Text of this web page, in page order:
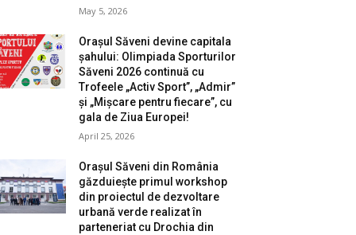
May 5, 2026
Orașul Săveni devine capitala
șahului: Olimpiada Sporturilor
Săveni 2026 continuă cu
Trofeele „Activ Sport”, „Admir”
și „Mișcare pentru fiecare”, cu
gala de Ziua Europei!
April 25, 2026
Orașul Săveni din România
găzduiește primul workshop
din proiectul de dezvoltare
urbană verde realizat în
parteneriat cu Drochia din